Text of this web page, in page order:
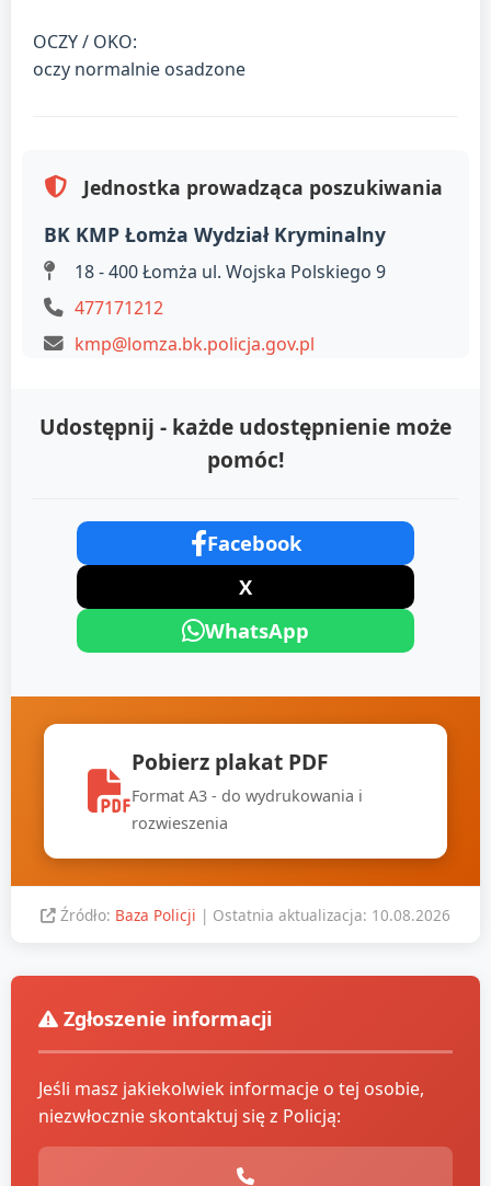
OCZY / OKO:
oczy normalnie osadzone
Jednostka prowadząca poszukiwania
BK KMP Łomża Wydział Kryminalny
18 - 400 Łomża ul. Wojska Polskiego 9
477171212
kmp@lomza.bk.policja.gov.pl
Udostępnij - każde udostępnienie może
pomóc!
Facebook
X
WhatsApp
Pobierz plakat PDF
Format A3 - do wydrukowania i
rozwieszenia
Źródło: Baza Policji | Ostatnia aktualizacja: 10.08.2026
Zgłoszenie informacji
Jeśli masz jakiekolwiek informacje o tej osobie,
niezwłocznie skontaktuj się z Policją: